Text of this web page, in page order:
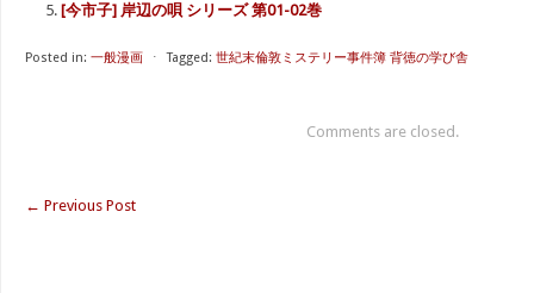
[今市子] 岸辺の唄 シリーズ 第01-02巻
Posted in: 一般漫画 ⋅ Tagged: 世紀末倫敦ミステリー事件簿 背徳の学び舎
Comments are closed.
← Previous Post